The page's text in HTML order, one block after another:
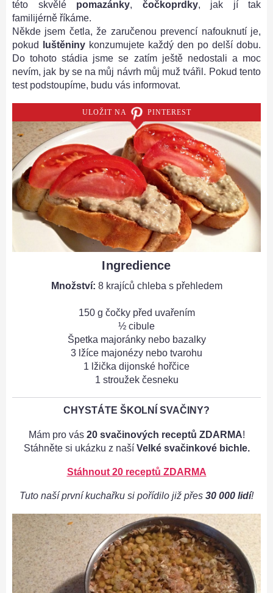
této skvělé pomazánky, čočkoprdky, jak jí tak
familijérně říkáme.
Někde jsem četla, že zaručenou prevencí nafouknutí je,
pokud
luštěniny konzumujete každý den po delší dobu.
Do tohoto stádia jsme se zatím ještě nedostali a moc
nevím, jak by se na můj návrh můj muž tvářil. Pokud tento
test podstoupíme, budu vás informovat.
ULOŽIT NA PINTEREST
Ingredience
Množství: 8 krajíců chleba s přehledem
150 g čočky před uvařením
½ cibule
Špetka majoránky nebo bazalky
3 lžíce majonézy nebo tvarohu
1 lžička dijonské hořčice
1 stroužek česneku
CHYSTÁTE ŠKOLNÍ SVAČINY?
Mám pro vás 20 svačinových receptů ZDARMA!
Stáhněte si ukázku z naší Velké svačinkové bichle.
Stáhnout 20 receptů ZDARMA
Tuto naší první kuchařku si pořídilo již přes 30 000 lidí!